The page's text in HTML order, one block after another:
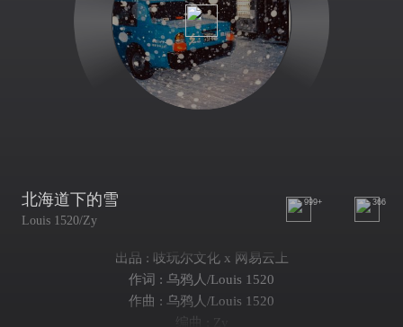
北海道下的雪
Louis 1520/Zy
999+ 366
出品 : 吱玩尔文化 x 网易云上
作词 : 乌鸦人/Louis 1520
作曲 : 乌鸦人/Louis 1520
编曲 : Zy